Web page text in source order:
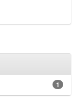
1